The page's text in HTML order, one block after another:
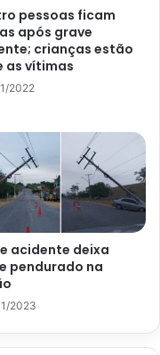
pessoas ficam
após grave
crianças estão
as vítimas
2022
acidente deixa
pendurado na
2023